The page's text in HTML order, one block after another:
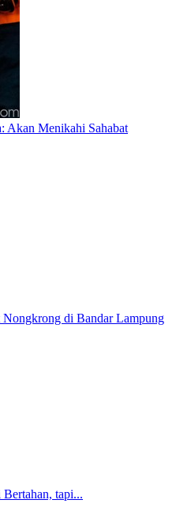
Akan Menikahi Sahabat
Nongkrong di Bandar Lampung
tapi...